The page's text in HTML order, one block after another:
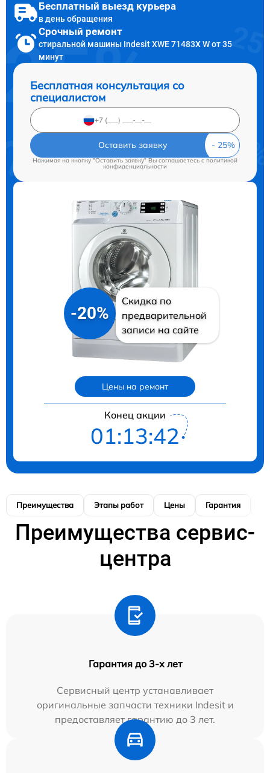
Бесплатный выезд курьера
в день обращения
Срочный ремонт
стиральной машины Indesit XWE 71483X W от 35
минут
Бесплатная консультация со
специалистом
Оставить заявку
Нажимая на кнопку "Оставить заявку" Вы соглашаетесь cполитикой
конфиденциальности
-20%
Скидка по
предварительной
записи на сайте
Цены на ремонт
Конец акции
01:13:41
Преимущества Этапы работ Цены Гарантия
Преимущества сервис-
центра
Гарантия до 3-х лет
Сервисный центр устанавливает
оригинальные запчасти техники Indesit и
предоставляет гарантию до 3 лет.